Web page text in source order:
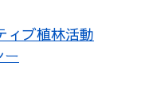
ィブ植林活動
ー